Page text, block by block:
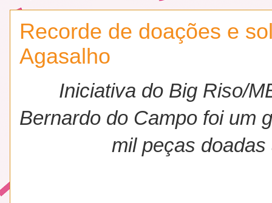
Recorde de doações e
Agasalho
Iniciativa do Big Riso/
Bernardo do Campo foi um
mil peças